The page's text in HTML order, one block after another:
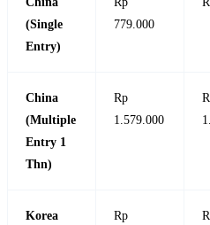
(Single
Entry)
779.000
China
(Multiple
Entry 1
Thn)
Rp
1.579.000
Korea
Rp